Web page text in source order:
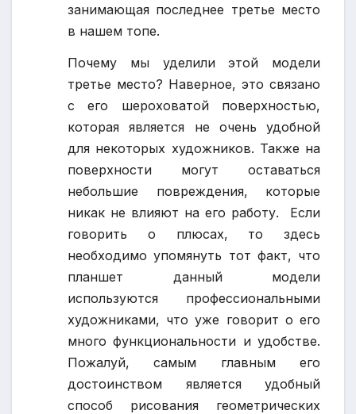
занимающая последнее третье место
в нашем топе.
Почему мы уделили этой модели
третье место? Наверное, это связано
с его шероховатой поверхностью,
которая является не очень удобной
для некоторых художников. Также на
поверхности могут оставаться
небольшие повреждения, которые
никак не влияют на его работу. Если
говорить о плюсах, то здесь
необходимо упомянуть тот факт, что
планшет данный модели
используются профессиональными
художниками, что уже говорит о его
много функциональности и удобстве.
Пожалуй, самым главным его
достоинством является удобный
способ рисования геометрических